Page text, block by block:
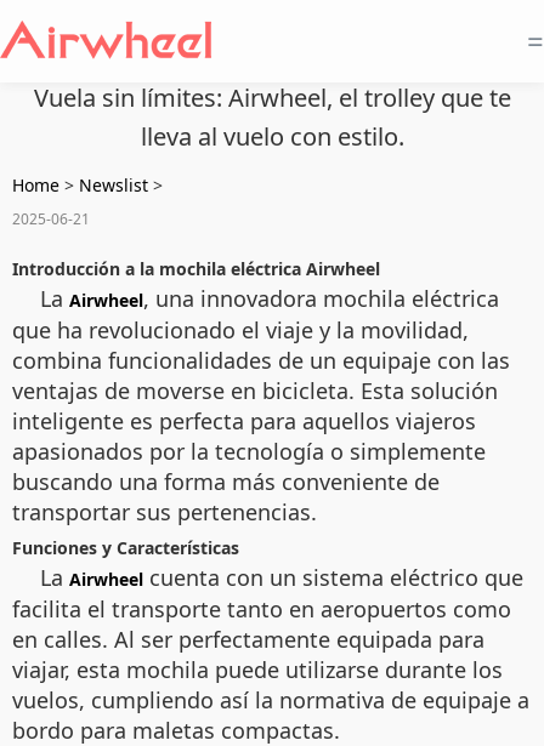
=
Vuela sin límites: Airwheel, el trolley que te
lleva al vuelo con estilo.
Home > Newslist >
2025-06-21
Introducción a la mochila eléctrica Airwheel
La Airwheel, una innovadora mochila eléctrica
que ha revolucionado el viaje y la movilidad,
combina funcionalidades de un equipaje con las
ventajas de moverse en bicicleta. Esta solución
inteligente es perfecta para aquellos viajeros
apasionados por la tecnología o simplemente
buscando una forma más conveniente de
transportar sus pertenencias.
Funciones y Características
La Airwheel cuenta con un sistema eléctrico que
facilita el transporte tanto en aeropuertos como
en calles. Al ser perfectamente equipada para
viajar, esta mochila puede utilizarse durante los
vuelos, cumpliendo así la normativa de equipaje a
bordo para maletas compactas.